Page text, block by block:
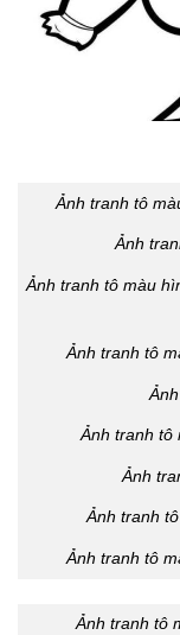
Ảnh tranh tô
Ảnh
Ảnh tranh tô màu
Ảnh tranh tô
Ảnh tranh tô
Ảnh
Ảnh tranh
Ảnh tranh tô
Ảnh tranh tô